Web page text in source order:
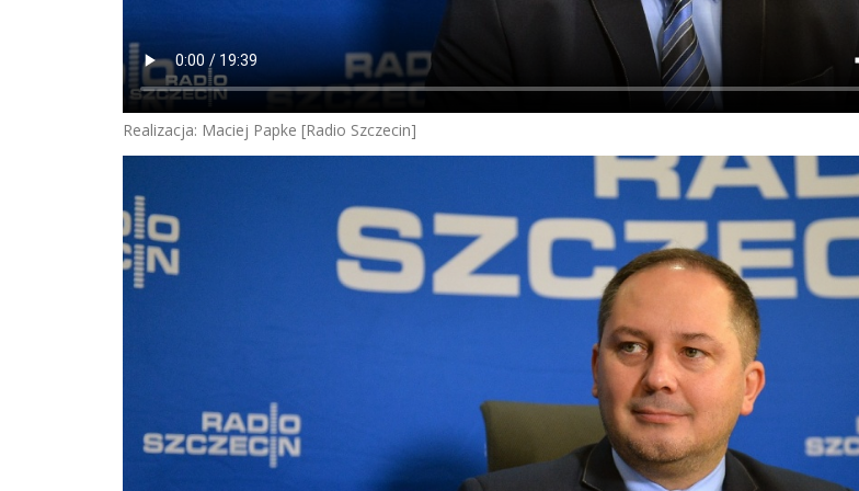
Realizacja: Maciej Papke [Radio Szczecin]